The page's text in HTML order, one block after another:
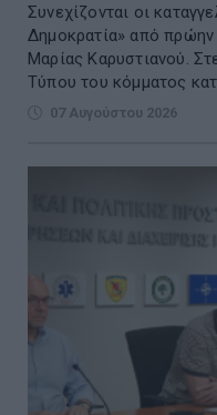
Συνεχίζονται οι
Δημοκρατία» από
Μαρίας Καρυστιανού.
Τύπου του κόμματος
07 Αυγούστου 2026